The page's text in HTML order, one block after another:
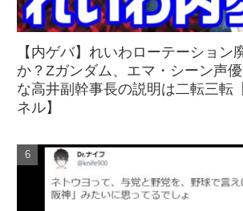
【内ゲバ】れいわローテーション
か？Zガンダム、エマ・シーン声
な高井副幹事長の説明は二転三転
ネル】